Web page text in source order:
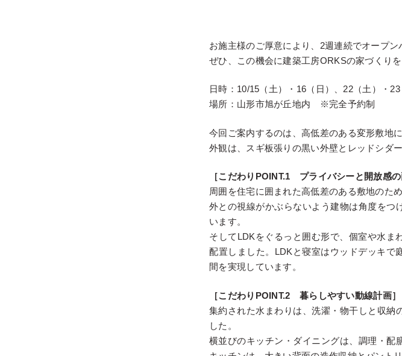
お施主様のご厚意により、2週連続でオープン
ぜひ、この機会に建築工房ORKSの家づくり
日時：10/15（土）・16（日）、22（土）・
場所：山形市旭が丘地内 ※完全予約制
今回ご案内するのは、高低差のある変形敷地
外観は、スギ板張りの黒い外壁とレッドシダ
［こだわりPOINT.1 プライバシーと開放感の
周囲を住宅に囲まれた高低差のある敷地のた
外との視線がかぶらないよう建物は角度をつ
います。
そしてLDKをぐるっと囲む形で、個室や水ま
配置しました。LDKと寝室はウッドデッキで
間を実現しています。
［こだわりPOINT.2 暮らしやすい動線計画］
集約された水まわりは、洗濯・物干しと収納
した。
横並びのキッチン・ダイニングは、調理・配